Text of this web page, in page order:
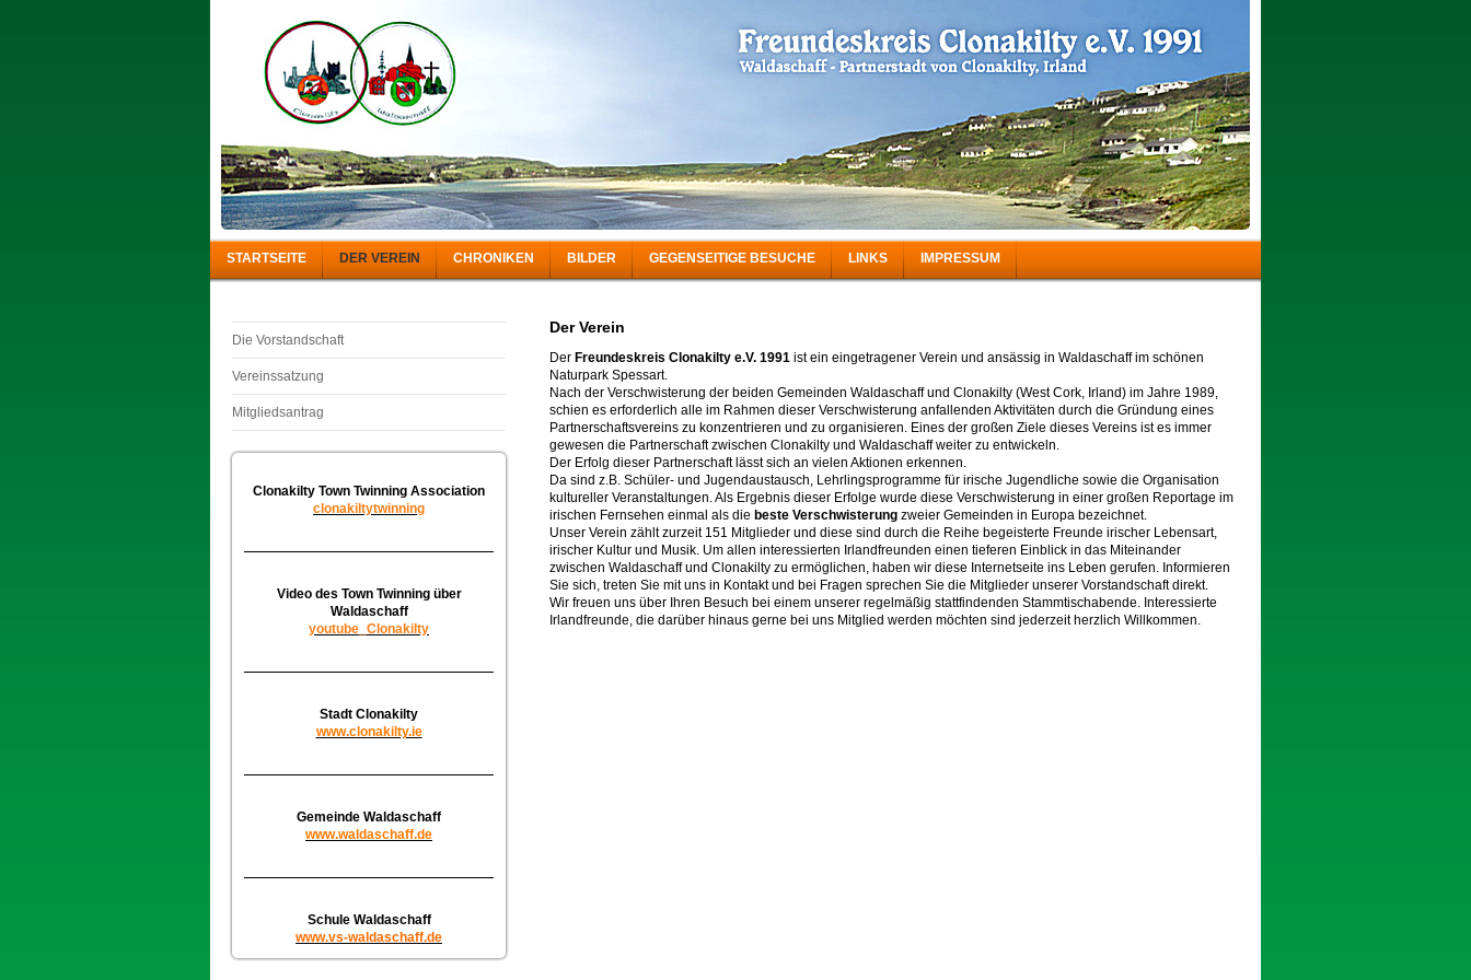
STARTSEITE DER VEREIN CHRONIKEN BILDER GEGENSEITIGE BESUCHE LINKS IMPRESSUM
Die Vorstandschaft
Vereinssatzung
Mitgliedsantrag
Clonakilty Town Twinning Association
clonakiltytwinning
Video des Town Twinning über
Waldaschaff
youtube_Clonakilty
Stadt Clonakilty
www.clonakilty.ie
Gemeinde Waldaschaff
www.waldaschaff.de
Schule Waldaschaff
www.vs-waldaschaff.de
Der Verein
Der Freundeskreis Clonakilty e.V. 1991 ist ein eingetragener Verein und ansässig in Waldaschaff im schönen
Naturpark Spessart.
Nach der Verschwisterung der beiden Gemeinden Waldaschaff und Clonakilty (West Cork, Irland) im Jahre 1989,
schien es erforderlich alle im Rahmen dieser Verschwisterung anfallenden Aktivitäten durch die Gründung eines
Partnerschaftsvereins zu konzentrieren und zu organisieren. Eines der großen Ziele dieses Vereins ist es immer
gewesen die Partnerschaft zwischen Clonakilty und Waldaschaff weiter zu entwickeln.
Der Erfolg dieser Partnerschaft lässt sich an vielen Aktionen erkennen.
Da sind z.B. Schüler- und Jugendaustausch, Lehrlingsprogramme für irische Jugendliche sowie die Organisation
kultureller Veranstaltungen. Als Ergebnis dieser Erfolge wurde diese Verschwisterung in einer großen Reportage im
irischen Fernsehen einmal als die beste Verschwisterung zweier Gemeinden in Europa bezeichnet.
Unser Verein zählt zurzeit 151 Mitglieder und diese sind durch die Reihe begeisterte Freunde irischer Lebensart,
irischer Kultur und Musik. Um allen interessierten Irlandfreunden einen tieferen Einblick in das Miteinander
zwischen Waldaschaff und Clonakilty zu ermöglichen, haben wir diese Internetseite ins Leben gerufen. Informieren
Sie sich, treten Sie mit uns in Kontakt und bei Fragen sprechen Sie die Mitglieder unserer Vorstandschaft direkt.
Wir freuen uns über Ihren Besuch bei einem unserer regelmäßig stattfindenden Stammtischabende. Interessierte
Irlandfreunde, die darüber hinaus gerne bei uns Mitglied werden möchten sind jederzeit herzlich Willkommen.